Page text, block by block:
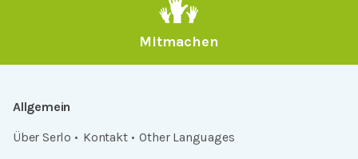
Mitmachen
Allgemein
Über Serlo
Kontakt Other Languages